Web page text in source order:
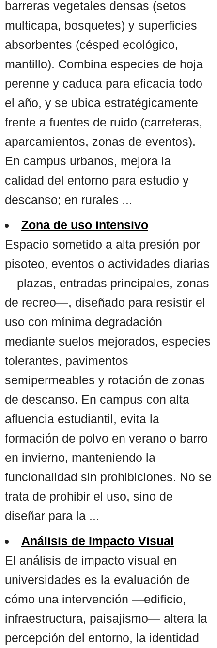
barreras vegetales densas (setos
multicapa, bosquetes) y superficies
absorbentes (césped ecológico,
mantillo). Combina especies de hoja
perenne y caduca para eficacia todo
el año, y se ubica estratégicamente
frente a fuentes de ruido (carreteras,
aparcamientos, zonas de eventos).
En campus urbanos, mejora la
calidad del entorno para estudio y
descanso; en rurales ...
Zona de uso intensivo
Espacio sometido a alta presión por
pisoteo, eventos o actividades diarias
—plazas, entradas principales, zonas
de recreo—, diseñado para resistir el
uso con mínima degradación
mediante suelos mejorados, especies
tolerantes, pavimentos
semipermeables y rotación de zonas
de descanso. En campus con alta
afluencia estudiantil, evita la
formación de polvo en verano o barro
en invierno, manteniendo la
funcionalidad sin prohibiciones. No se
trata de prohibir el uso, sino de
diseñar para la ...
Análisis de Impacto Visual
El análisis de impacto visual en
universidades es la evaluación de
cómo una intervención —edificio,
infraestructura, paisajismo— altera la
percepción del entorno, la identidad